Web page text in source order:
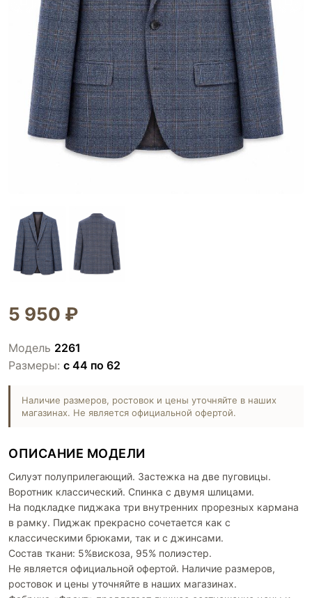
5 950 ₽
Модель 2261
Размеры: с 44 по 62
Наличие размеров, ростовок и цены уточняйте в наших
магазинах. Не является официальной офертой.
ОПИСАНИЕ МОДЕЛИ
Силуэт полуприлегающий. Застежка на две пуговицы.
Воротник классический. Спинка с двумя шлицами.
На подкладке пиджака три внутренних прорезных кармана
в рамку. Пиджак прекрасно сочетается как с
классическими брюками, так и с джинсами.
Состав ткани: 5%вискоза, 95% полиэстер.
Не является официальной офертой. Наличие размеров,
ростовок и цены уточняйте в наших магазинах.